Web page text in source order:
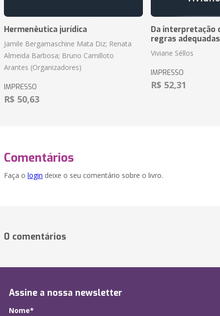
Hermenêutica jurídica
Jamile Bergamaschine Mata Diz; Renata
Almeida Barbosa; Bruno Camilloto
Arantes (Organizadores)
IMPRESSO
R$ 50,63
Da interpretação
regras
Viviane Séllos
IMPRESSO
R$ 52,31
Comentários
Faça o login deixe o seu comentário sobre o livro.
0 comentários
Assine a nossa newsletter
Nome*